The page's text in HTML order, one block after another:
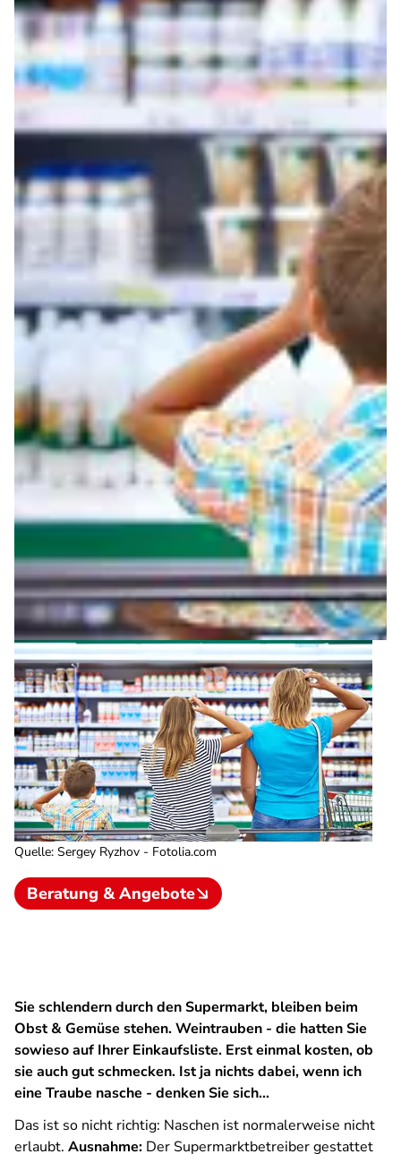
Quelle: Sergey Ryzhov - Fotolia.com
Beratung & Angebote
Sie schlendern durch den Supermarkt, bleiben beim
Obst & Gemüse stehen. Weintrauben - die hatten Sie
sowieso auf Ihrer Einkaufsliste. Erst einmal kosten, ob
sie auch gut schmecken. Ist ja nichts dabei, wenn ich
eine Traube nasche - denken Sie sich...
Das ist so nicht richtig: Naschen ist normalerweise nicht
erlaubt. Ausnahme: Der Supermarktbetreiber gestattet